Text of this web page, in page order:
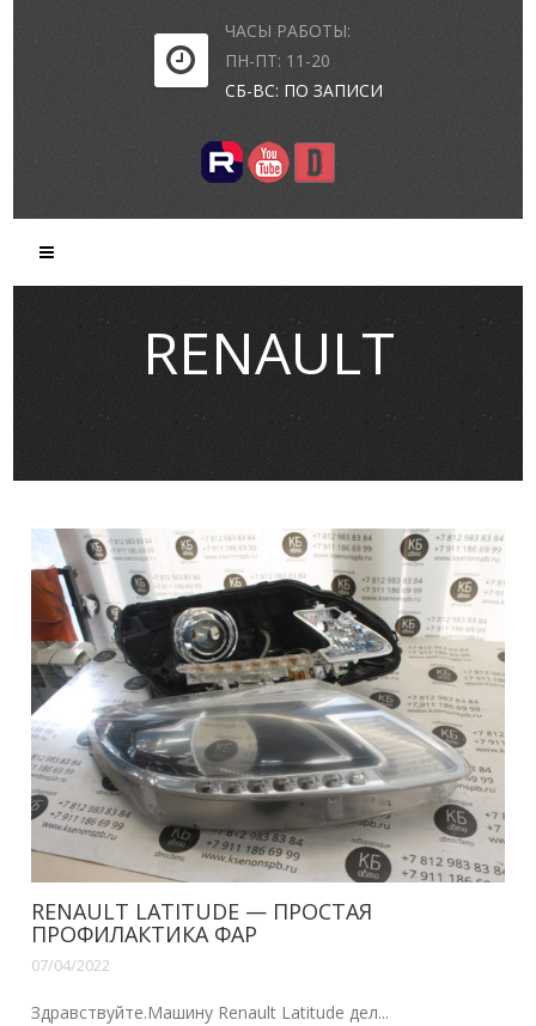
ЧАСЫ РАБОТЫ:
ПН-ПТ: 11-20
СБ-ВС: ПО ЗАПИСИ
RENAULT
RENAULT LATITUDE — ПРОСТАЯ
ПРОФИЛАКТИКА ФАР
07/04/2022
Здравствуйте.Машину Renault Latitude дел...